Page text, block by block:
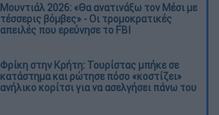
Μουντιάλ 2026: «Θα ανατινάξω τον Μέσι με
τέσσερις βόμβες» - Οι τρομοκρατικές
απειλές που ερεύνησε το FBI
Φρίκη στην Κρήτη: Τουρίστας μπήκε σε
κατάστημα και ρώτησε πόσο «κοστίζει»
ανήλικο κορίτσι για να ασελγήσει πάνω του